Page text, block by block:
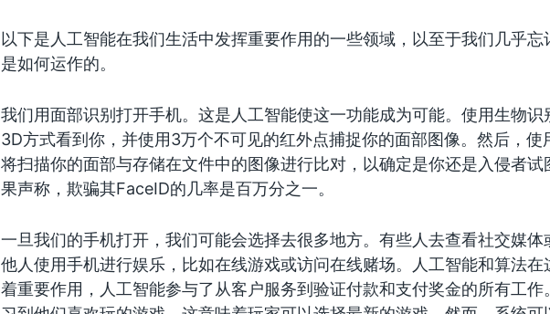
以下是人工智能在我们生活中发挥重要作用的一些领域，以至于我们几乎忘
是如何运作的。
我们用面部识别打开手机。这是人工智能使这一功能成为可能。使用生物识
3D方式看到你，并使用3万个不可见的红外点捕捉你的面部图像。然后，使
将扫描你的面部与存储在文件中的图像进行比对，以确定是你还是入侵者
果声称，欺骗其FaceID的几率是百万分之一。
一旦我们的手机打开，我们可能会选择去很多地方。有些人去查看社交媒
他人使用手机进行娱乐，比如在线游戏或访问在线赌场。人工智能和算法在
着重要作用，人工智能参与了从客户服务到验证付款和支付奖金的所有工作